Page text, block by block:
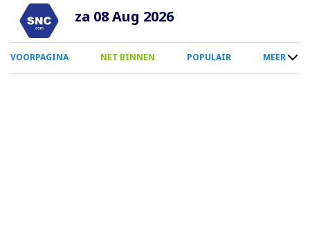
Overslaan
naar
inhoud
za 08 Aug 2026
0
Smartphone
VOORPAGINA NET BINNEN POPULAIR MEER